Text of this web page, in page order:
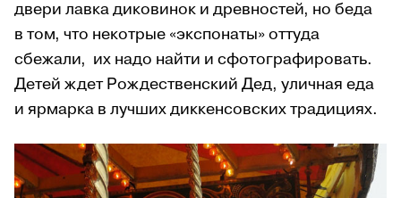
двери лавка диковинок и древностей, но беда
в том, что некотрые «экспонаты» оттуда
сбежали, их надо найти и сфотографировать.
Детей ждет Рождественский Дед, уличная еда
и ярмарка в лучших диккенсовских традициях.